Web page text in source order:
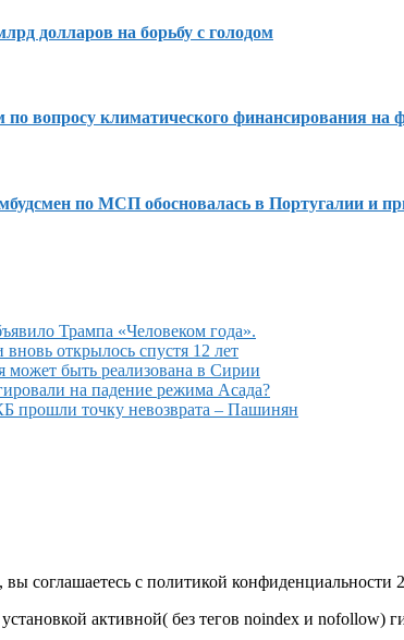
долларов на борьбу с голодом
вопросу климатического финансирования на
по МСП обосновалась в Португалии и
Трампа «Человеком года».
открылось спустя 12 лет
может быть реализована в Сирии
на падение режима Асада?
точку невозврата – Пашинян
соглашаетесь с политикой
активной( без тегов noindex и nofollow)